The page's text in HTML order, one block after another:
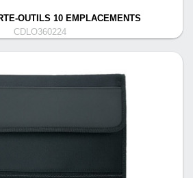
OUTILS 10 EMPLACEMENTS
CDLO360224